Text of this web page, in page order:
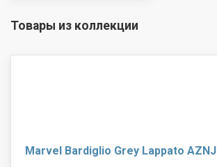
Товары из коллекции
Marvel Bardiglio Grey Lappato AZNJ